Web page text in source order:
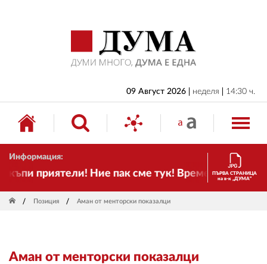
09 Август 2026 неделя 14:30 ч.
Информация:
приятели! Ние пак сме тук! Времето сеПЪРВА СТРАНИЦА
на в-к „ДУМА“
Позиция Аман от менторски показалци
Аман от менторски показалци
БЪЛГАРИЯ
ИКОНОМИКА
ИЗБОРИ
СВЯТ
ДРУГИ